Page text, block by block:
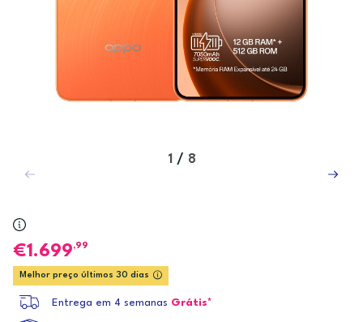
1 / 8
1.699,99
Melhor preço últimos 30 dias
Entrega em 4 semanas Grátis*